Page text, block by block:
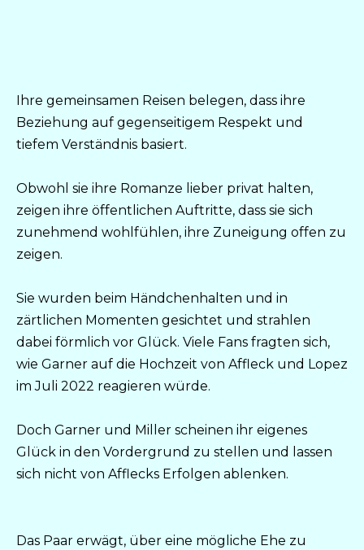
Ihre gemeinsamen Reisen belegen, dass ihre
Beziehung auf gegenseitigem Respekt und
tiefem Verständnis basiert.
Obwohl sie ihre Romanze lieber privat halten,
zeigen ihre öffentlichen Auftritte, dass sie sich
zunehmend wohlfühlen, ihre Zuneigung offen zu
zeigen.
Sie wurden beim Händchenhalten und in
zärtlichen Momenten gesichtet und strahlen
dabei förmlich vor Glück. Viele Fans fragten sich,
wie Garner auf die Hochzeit von Affleck und Lopez
im Juli 2022 reagieren würde.
Doch Garner und Miller scheinen ihr eigenes
Glück in den Vordergrund zu stellen und lassen
sich nicht von Afflecks Erfolgen ablenken.
Das Paar erwägt, über eine mögliche Ehe zu